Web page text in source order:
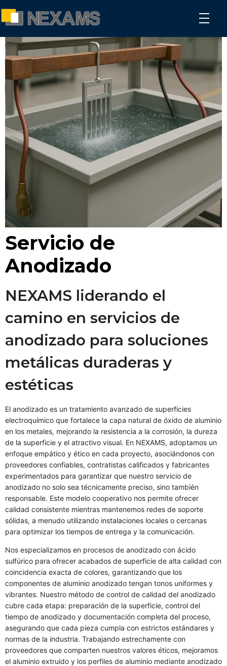
NEXAMS
Manufacturing Solutions
Servicio de
Anodizado
NEXAMS liderando el
camino en servicios de
anodizado para soluciones
metálicas duraderas y
estéticas
El anodizado es un tratamiento avanzado de superficies
electroquímico que fortalece la capa natural de óxido de aluminio
en los metales, mejorando la resistencia a la corrosión, la dureza
de la superficie y el atractivo visual. En NEXAMS, adoptamos un
enfoque empático y ético en cada proyecto, asociándonos con
proveedores confiables, contratistas calificados y fabricantes
experimentados para garantizar que nuestro servicio de
anodizado no solo sea técnicamente preciso, sino también
responsable. Este modelo cooperativo nos permite ofrecer
calidad consistente mientras mantenemos redes de soporte
sólidas, a menudo utilizando instalaciones locales o cercanas
para optimizar los tiempos de entrega y la comunicación.
Nos especializamos en procesos de anodizado con ácido
sulfúrico para ofrecer acabados de superficie de alta calidad con
coincidencia exacta de colores, garantizando que los
componentes de aluminio anodizado tengan tonos uniformes y
vibrantes. Nuestro método de control de calidad del anodizado
cubre cada etapa: preparación de la superficie, control del
tiempo de anodizado y documentación completa del proceso,
asegurando que cada pieza cumpla con estrictos estándares y
normas de la industria. Trabajando estrechamente con
proveedores que comparten nuestros valores éticos, mejoramos
el aluminio extruido y los perfiles de aluminio mediante anodizado